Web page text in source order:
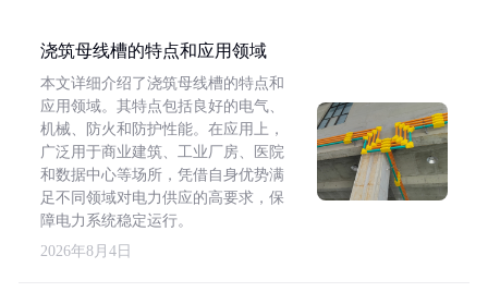
浇筑母线槽的特点和应用领域
本文详细介绍了浇筑母线槽的特点和
应用领域。其特点包括良好的电气、
机械、防火和防护性能。在应用上，
广泛用于商业建筑、工业厂房、医院
和数据中心等场所，凭借自身优势满
足不同领域对电力供应的高要求，保
障电力系统稳定运行。
2026年8月4日